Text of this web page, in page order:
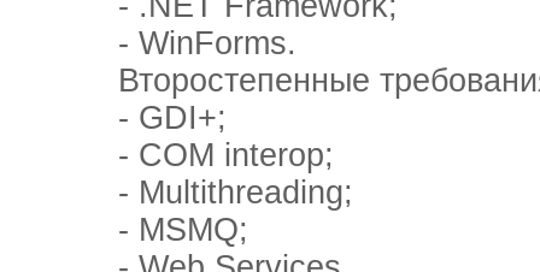
- WinForms.
Второстепенные
- GDI+;
- COM interop;
- Multithreading;
- MSMQ;